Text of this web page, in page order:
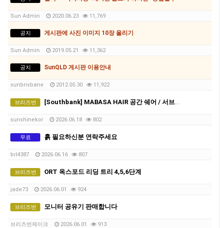
Sun Admin 2020.06.23 11,769
공지 게시판에 사진 이미지 10장 올리기
Sun Admin 2019.05.21 11,362
공지 SunQLD 게시판 이용안내
sunbrisbane 2012.05.30 11,922
브리즈번 [Southbank] MABASA HAIR 공간 쉐어 / 서브리스(Sub-lease) 파트너를 모십니다!
sunshinekor 2026.06.18 802
무료 흙 필요하신분 연락주세요
brl4387 2026.06.16 807
브리즈번 ORT 옥스포드 리딩 트리 4,5,6단계
jade73 2026.06.01 924
브리즈번 모니터 공유기 판매합니다
브리즈번제이크 2026.06.01 913